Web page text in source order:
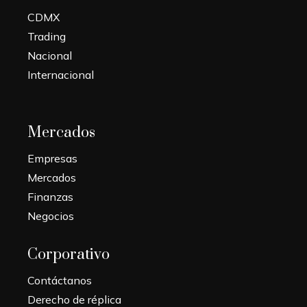
CDMX
Trading
Nacional
Internacional
Mercados
Empresas
Mercados
Finanzas
Negocios
Corporativo
Contáctanos
Derecho de réplica